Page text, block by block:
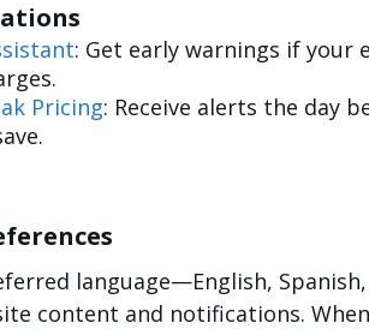
: Get early warnings if your
Pricing: Receive alerts the day
language—English,
content and notifications.